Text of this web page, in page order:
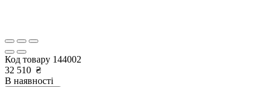
Код товару 144002
32 510 ₴
В наявності